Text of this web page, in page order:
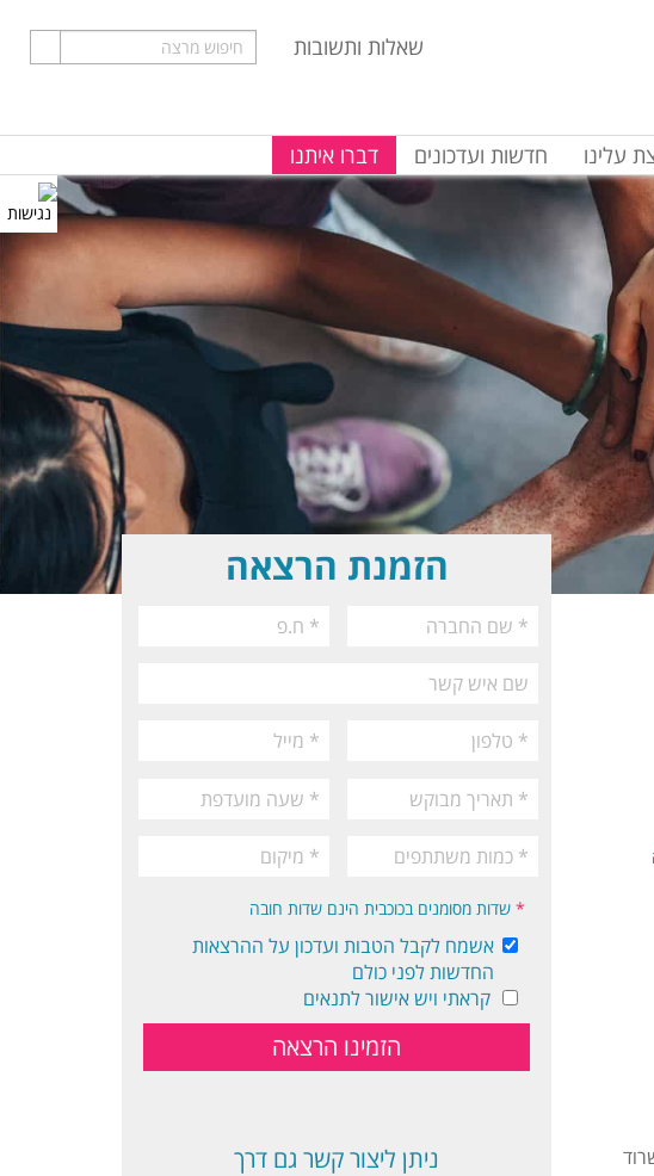
שאלות ותשובות
עלינו חדשות ועדכונים דברו איתנו
הזמנת הרצאה
* שדות מסומנים בכוכבית הינם שדות חובה
אשמח לקבל הטבות ועדכון על ההרצאות
החדשות לפני כולם
קראתי ויש אישור לתנאים
ניתן ליצור קשר גם דרך